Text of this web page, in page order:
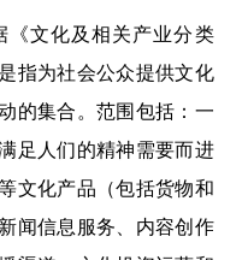
《文化及相关产业分类
指为社会公众提供文化
的集合。范围包括：一
足人们的精神需要而进
文化产品（包括货物和
闻信息服务、内容创作